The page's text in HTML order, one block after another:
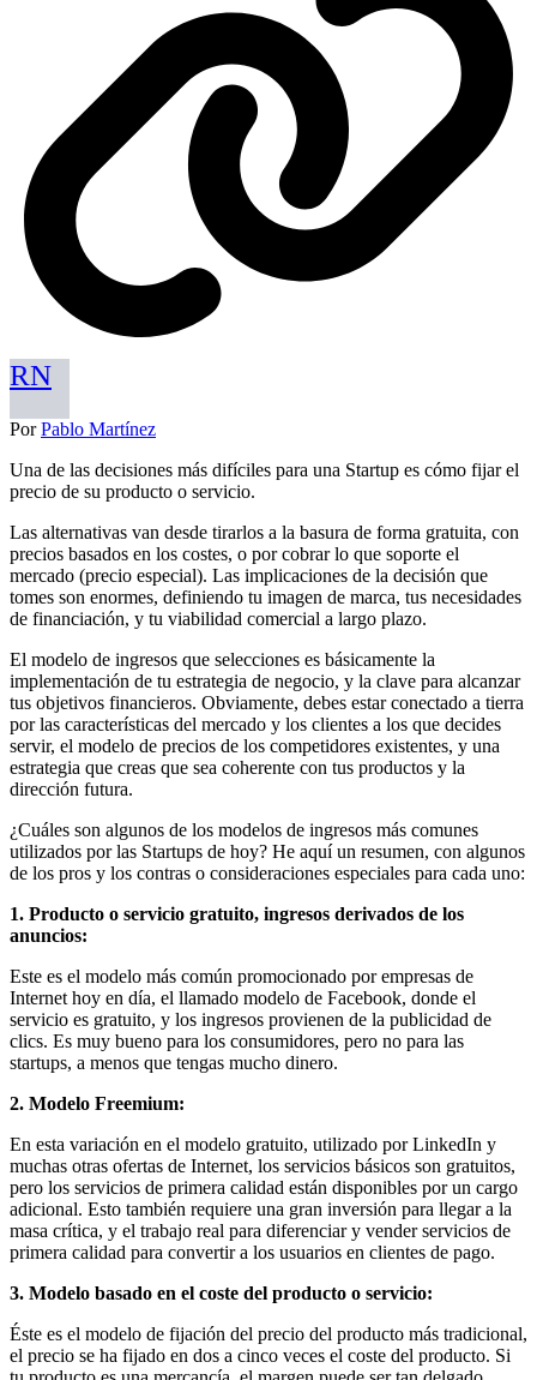
RN
PorPablo Martínez
Una de las decisiones más difíciles para una Startup es cómo fijar el
precio de su producto o servicio.
Las alternativas van desde tirarlos a la basura de forma gratuita, con
precios basados en los costes, o por cobrar lo que soporte el
mercado (precio especial). Las implicaciones de la decisión que
tomes son enormes, definiendo tu imagen de marca, tus necesidades
de financiación, y tu viabilidad comercial a largo plazo.
El modelo de ingresos que selecciones es básicamente la
implementación de tu estrategia de negocio, y la clave para alcanzar
tus objetivos financieros. Obviamente, debes estar conectado a tierra
por las características del mercado y los clientes a los que decides
servir, el modelo de precios de los competidores existentes, y una
estrategia que creas que sea coherente con tus productos y la
dirección futura.
¿Cuáles son algunos de los modelos de ingresos más comunes
utilizados por las Startups de hoy? He aquí un resumen, con algunos
de los pros y los contras o consideraciones especiales para cada uno:
1. Producto o servicio gratuito, ingresos derivados de los
anuncios:
Este es el modelo más común promocionado por empresas de
Internet hoy en día, el llamado modelo de Facebook, donde el
servicio es gratuito, y los ingresos provienen de la publicidad de
clics. Es muy bueno para los consumidores, pero no para las
startups, a menos que tengas mucho dinero.
2. Modelo Freemium:
En esta variación en el modelo gratuito, utilizado por LinkedIn y
muchas otras ofertas de Internet, los servicios básicos son gratuitos,
pero los servicios de primera calidad están disponibles por un cargo
adicional. Esto también requiere una gran inversión para llegar a la
masa crítica, y el trabajo real para diferenciar y vender servicios de
primera calidad para convertir a los usuarios en clientes de pago.
3. Modelo basado en el coste del producto o servicio:
Éste es el modelo de fijación del precio del producto más tradicional,
el precio se ha fijado en dos a cinco veces el coste del producto. Si